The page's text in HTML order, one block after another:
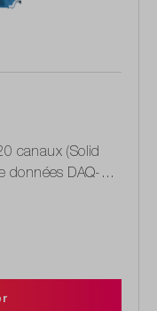
canaux (Solid
données DAQ-